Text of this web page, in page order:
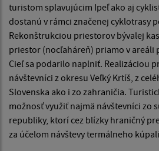
turistom splavujúcim Ipeľ ako aj
dostanú v rámci značenej cyklotrasy
Rekonštrukciou priestorov bývalej
priestor (nocľaháreň) priamo v areáli
Cieľ sa podarilo naplniť. Realizáciou
návštevníci z okresu Veľký Krtíš, z
Slovenska ako i zo zahraničia.
možnosť využiť najmä návštevníci zo
republiky, ktorí cez blízky hraničný
za účelom návštevy termálneho